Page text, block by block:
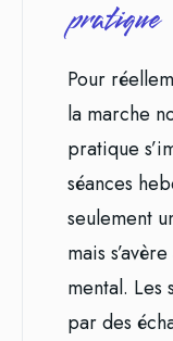
pratique
Pour
la marche
pratique
séances
seulement
mais
mental. Les
par des